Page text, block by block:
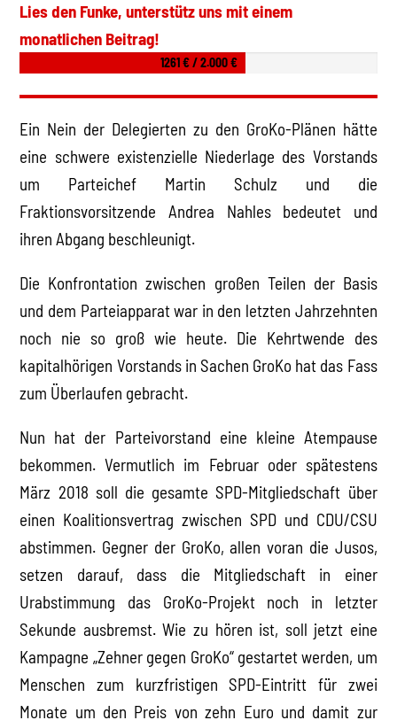
Lies den Funke, unterstütz uns mit einem
monatlichen Beitrag!
1261 € / 2.000 €
Ein Nein der Delegierten zu den GroKo-Plänen hätte
eine schwere existenzielle Niederlage des Vorstands
um Parteichef Martin Schulz und die
Fraktionsvorsitzende Andrea Nahles bedeutet und
ihren Abgang beschleunigt.
Die Konfrontation zwischen großen Teilen der Basis
und dem Parteiapparat war in den letzten Jahrzehnten
noch nie so groß wie heute. Die Kehrtwende des
kapitalhörigen Vorstands in Sachen GroKo hat das Fass
zum Überlaufen gebracht.
Nun hat der Parteivorstand eine kleine Atempause
bekommen. Vermutlich im Februar oder spätestens
März 2018 soll die gesamte SPD-Mitgliedschaft über
einen Koalitionsvertrag zwischen SPD und CDU/CSU
abstimmen. Gegner der GroKo, allen voran die Jusos,
setzen darauf, dass die Mitgliedschaft in einer
Urabstimmung das GroKo-Projekt noch in letzter
Sekunde ausbremst. Wie zu hören ist, soll jetzt eine
Kampagne „Zehner gegen GroKo“ gestartet werden, um
Menschen zum kurzfristigen SPD-Eintritt für zwei
Monate um den Preis von zehn Euro und damit zur